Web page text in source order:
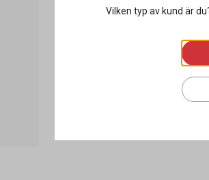
Vilken typ av kund är